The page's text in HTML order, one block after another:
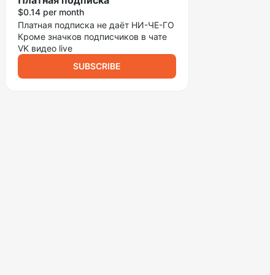
$0.14 per month
Платная подписка не даёт НИ-ЧЕ-ГО
Кроме значков подписчиков в чате
VK видео live
SUBSCRIBE